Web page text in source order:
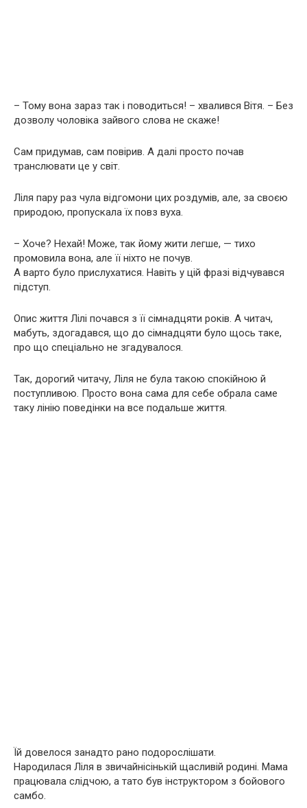
– Тому вона зараз так і поводиться! – хвалився Вітя. – Без
дозволу чоловіка зайвого слова не скаже!
Сам придумав, сам повірив. А далі просто почав
транслювати це у світ.
Ліля пару раз чула відгомони цих роздумів, але, за своєю
природою, пропускала їх повз вуха.
– Хоче? Нехай! Може, так йому жити легше, — тихо
промовила вона, але її ніхто не почув.
А варто було прислухатися. Навіть у цій фразі відчувався
підступ.
Опис життя Лілі почався з її сімнадцяти років. А читач,
мабуть, здогадався, що до сімнадцяти було щось таке,
про що спеціально не згадувалося.
Так, дорогий читачу, Ліля не була такою спокійною й
поступливою. Просто вона сама для себе обрала саме
таку лінію поведінки на все подальше життя.
Їй довелося занадто рано подорослішати.
Народилася Ліля в звичайнісінькій щасливій родині. Мама
працювала слідчою, а тато був інструктором з бойового
самбо.